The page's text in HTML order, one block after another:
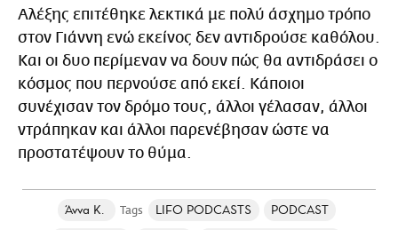
Αλέξης επιτέθηκε λεκτικά με πολύ άσχημο τρόπο
στον Γιάννη ενώ εκείνος δεν αντιδρούσε καθόλου.
Και οι δυο περίμεναν να δουν πώς θα αντιδράσει ο
κόσμος που περνούσε από εκεί. Κάποιοι
συνέχισαν τον δρόμο τους, άλλοι γέλασαν, άλλοι
ντράπηκαν και άλλοι παρενέβησαν ώστε να
προστατέψουν το θύμα.
Άννα Κ. LIFO PODCASTS
PODCAST